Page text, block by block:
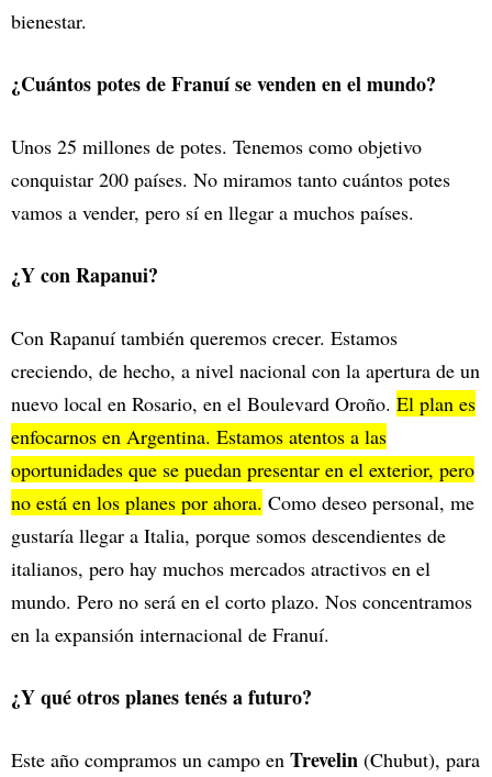
bienestar.
¿Cuántos potes de Franuí se venden en el mundo?
Unos 25 millones de potes. Tenemos como objetivo
conquistar 200 países. No miramos tanto cuántos potes
vamos a vender, pero sí en llegar a muchos países.
¿Y con Rapanui?
Con Rapanuí también queremos crecer. Estamos
creciendo, de hecho, a nivel nacional con la apertura de un
nuevo local en Rosario, en el Boulevard Oroño. El plan es
enfocarnos en Argentina. Estamos atentos a las
oportunidades que se puedan presentar en el exterior, pero
no está en los planes por ahora. Como deseo personal, me
gustaría llegar a Italia, porque somos descendientes de
italianos, pero hay muchos mercados atractivos en el
mundo. Pero no será en el corto plazo. Nos concentramos
en la expansión internacional de Franuí.
¿Y qué otros planes tenés a futuro?
Este año compramos un campo en Trevelin (Chubut), para